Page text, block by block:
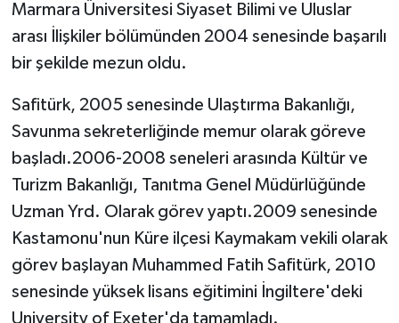
Marmara Üniversitesi Siyaset Bilimi ve Uluslar
arası İlişkiler bölümünden 2004 senesinde başarılı
bir şekilde mezun oldu.
Safitürk, 2005 senesinde Ulaştırma Bakanlığı,
Savunma sekreterliğinde memur olarak göreve
başladı.2006-2008 seneleri arasında Kültür ve
Turizm Bakanlığı, Tanıtma Genel Müdürlüğünde
Uzman Yrd. Olarak görev yaptı.2009 senesinde
Kastamonu'nun Küre ilçesi Kaymakam vekili olarak
görev başlayan Muhammed Fatih Safitürk, 2010
senesinde yüksek lisans eğitimini İngiltere'deki
University of Exeter'da tamamladı.